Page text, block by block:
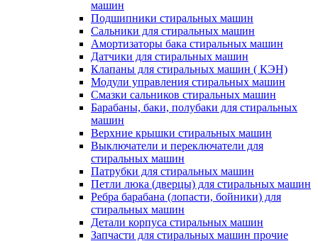
машин
Подшипники стиральных машин
Сальники для стиральных машин
Амортизаторы бака стиральных машин
Датчики для стиральных машин
Клапаны для стиральных машин ( КЭН)
Модули управления стиральных машин
Смазки сальников стиральных машин
Барабаны, баки, полубаки для стиральных
машин
Верхние крышки стиральных машин
Выключатели и переключатели для
стиральных машин
Патрубки для стиральных машин
Петли люка (дверцы) для стиральных машин
Ребра барабана (лопасти, бойники) для
стиральных машин
Детали корпуса стиральных машин
Запчасти для стиральных машин прочие